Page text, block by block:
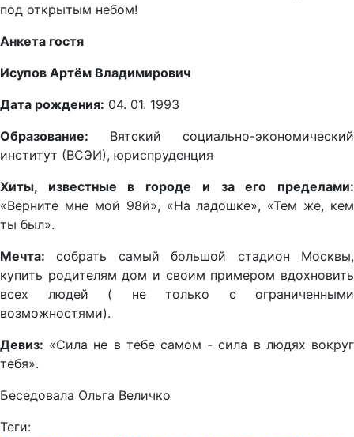
под открытым небом!
Анкета гостя
Исупов Артём Владимирович
Дата рождения: 04. 01. 1993
Образование: Вятский социально-экономический
институт (ВСЭИ), юриспруденция
Хиты, известные в городе и за его пределами:
«Верните мне мой 98й», «На ладошке», «Тем же, кем
ты был».
Мечта: собрать самый большой стадион Москвы,
купить родителям дом и своим примером вдохновить
всех людей ( не только с ограниченными
возможностями).
Девиз: «Сила не в тебе самом - сила в людях вокруг
тебя».
Беседовала Ольга Величко
Теги: